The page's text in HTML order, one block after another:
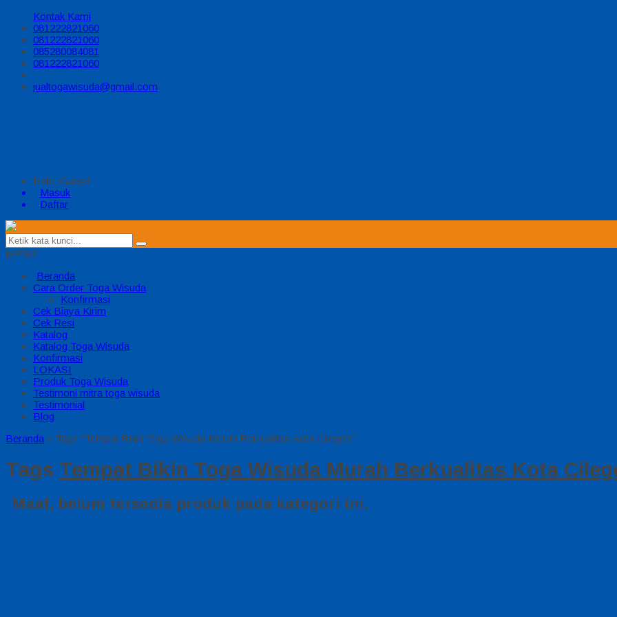
Kontak Kami
081222821060
081222821060
085280084081
081222821060
jualtogawisuda@gmail.com
Halo, Guest!
Masuk
Daftar
MENU
Beranda
Cara Order Toga Wisuda
Konfirmasi
Cek Biaya Kirim
Cek Resi
Katalog
Katalog Toga Wisuda
Konfirmasi
LOKASI
Produk Toga Wisuda
Testimoni mitra toga wisuda
Testimonial
Blog
Beranda » Tags "Tempat Bikin Toga Wisuda Murah Berkualitas Kota Cilegon"
Tags Tempat Bikin Toga Wisuda Murah Berkualitas Kota
Maaf, belum tersedia produk pada kategori ini.